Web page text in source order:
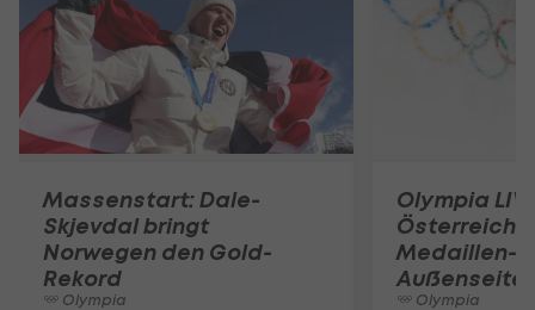
Massenstart: Dale-
Skjevdal bringt
Norwegen den Gold-
Rekord
Olympia
Olympia
Österreich
Medaillen-
Olympia